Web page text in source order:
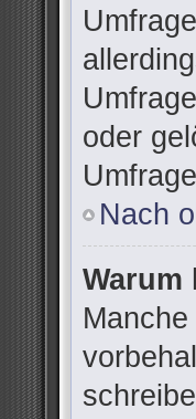
oder
Nach
Warum